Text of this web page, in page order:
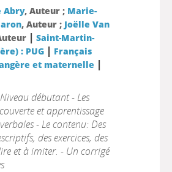
Abry, Auteur ; Marie-
, Auteur ; Joëlle Van
| Saint-Martin-
: PUG| Français
et maternelle |
débutant - Les
et apprentissage
- Le contenu: Des
des exercices, des
et à imiter. - Un corrigé